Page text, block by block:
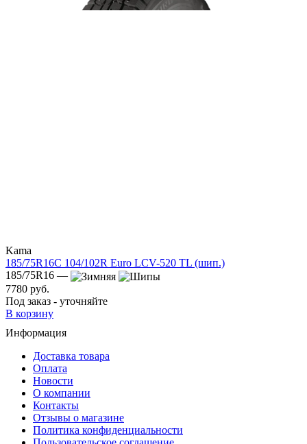
Kama
185/75R16C 104/102R Euro LCV-520 TL (шип.)
185/75R16 —
7780 руб.
Под заказ - уточняйте
В корзину
Информация
Доставка товара
Оплата
Новости
О компании
Контакты
Отзывы о магазине
Политика конфиденциальности